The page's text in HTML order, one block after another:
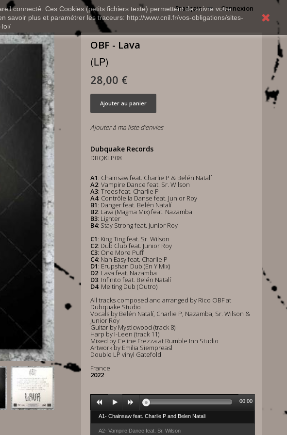
connecté. Ces Cookies (petits fichiers texte) permettent de suivre votre
savoir plus et paramétrer les traceurs: http://www.cnil.fr/vos-obligations/sites-
loi/
Connexion
Français
OBF - Lava
(LP)
28,00 €
Ajouter au panier
Ajouter à ma liste d'envies
Dubquake Records
DBQKLP08
A1: Chainsaw feat. Charlie P & Belén Natalí
A2: Vampire Dance feat. Sr. Wilson
A3: Trees feat. Charlie P
A4: Contrôle la Danse feat. Junior Roy
B1: Danger feat. Belén Natalí
B2: Lava (Magma Mix) feat. Nazamba
B3: Lighter
B4: Stay Strong feat. Junior Roy
C1: King Ting feat. Sr. Wilson
C2: Dub Club feat. Junior Roy
C3: One More Puff
C4: Nah Easy feat. Charlie P
D1: Erupshan Dub (En Y Mix)
D2: Lava feat. Nazamba
D3: Infinito feat. Belén Natalí
D4: Melting Dub (Outro)
All tracks composed and arranged by Rico OBF at
Dubquake Studio
Vocals by Belén Natalí, Charlie P, Nazamba, Sr. Wilson &
Junior Roy
Guitar by Mysticwood (track 8)
Harp by I-Leen (track 11)
Mixed by Celine Frezza at Rumble Inn Studio
Artwork by Emilia Siempreasl
Double LP vinyl Gatefold
France
2022
A1- Chainsaw feat. Charlie P and Belen Natali
A2- Vampire Dance feat. Sr. Wilson
00:00